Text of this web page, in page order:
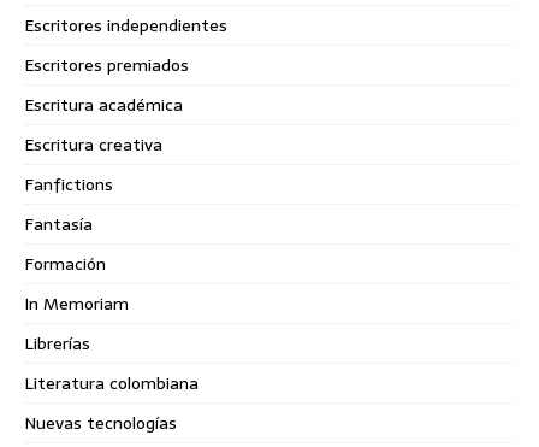
Escritores independientes
Escritores premiados
Escritura académica
Escritura creativa
Fanfictions
Fantasía
Formación
In Memoriam
Librerías
Literatura colombiana
Nuevas tecnologías